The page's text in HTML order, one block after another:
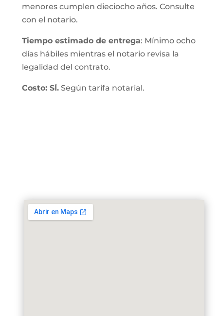
menores cumplen dieciocho años. Consulte
con el notario.
Tiempo estimado de entrega: Mínimo ocho
días hábiles mientras el notario revisa la
legalidad del contrato.
Costo: SÍ.Según tarifa notarial.